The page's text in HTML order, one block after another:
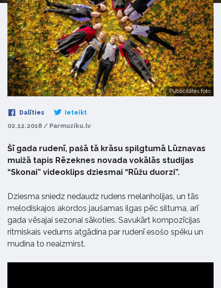
Publicitātes foto
Dalīties Ieteikt
02.12.2018 / Parmuziku.lv
Šī gada rudenī, pašā tā krāsu spilgtumā Lūznavas
muižā tapis Rēzeknes novada vokālās studijas
“Skonai” videoklips dziesmai “Rūžu duorzi”.
Dziesma sniedz nedaudz rudens melanholijas, un tās
melodiskajos akordos jaušamas ilgas pēc siltuma, arī
gada vēsajai sezonai sākoties. Savukārt kompozīcijas
ritmiskais vedums atgādina par rudenī esošo spēku un
mudina to neaizmirst.